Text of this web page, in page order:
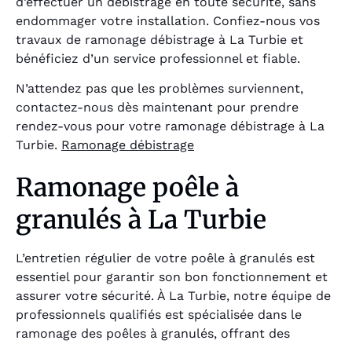
endommager votre installation. Confiez-nous vos
travaux de ramonage débistrage à La Turbie et
bénéficiez d’un service professionnel et fiable.
N’attendez pas que les problèmes surviennent,
contactez-nous dès maintenant pour prendre
rendez-vous pour votre ramonage débistrage à La
Turbie. Ramonage débistrage
Ramonage poêle à
granulés à La Turbie
L’entretien régulier de votre poêle à granulés est
essentiel pour garantir son bon fonctionnement et
assurer votre sécurité. À La Turbie, notre équipe de
professionnels qualifiés est spécialisée dans le
ramonage des poêles à granulés, offrant des